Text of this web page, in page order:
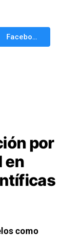
Facebook Messenger
por
en
como